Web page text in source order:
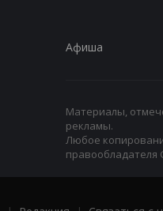
Афиша
Материалы,
рекламы.
Любое
правообладателя